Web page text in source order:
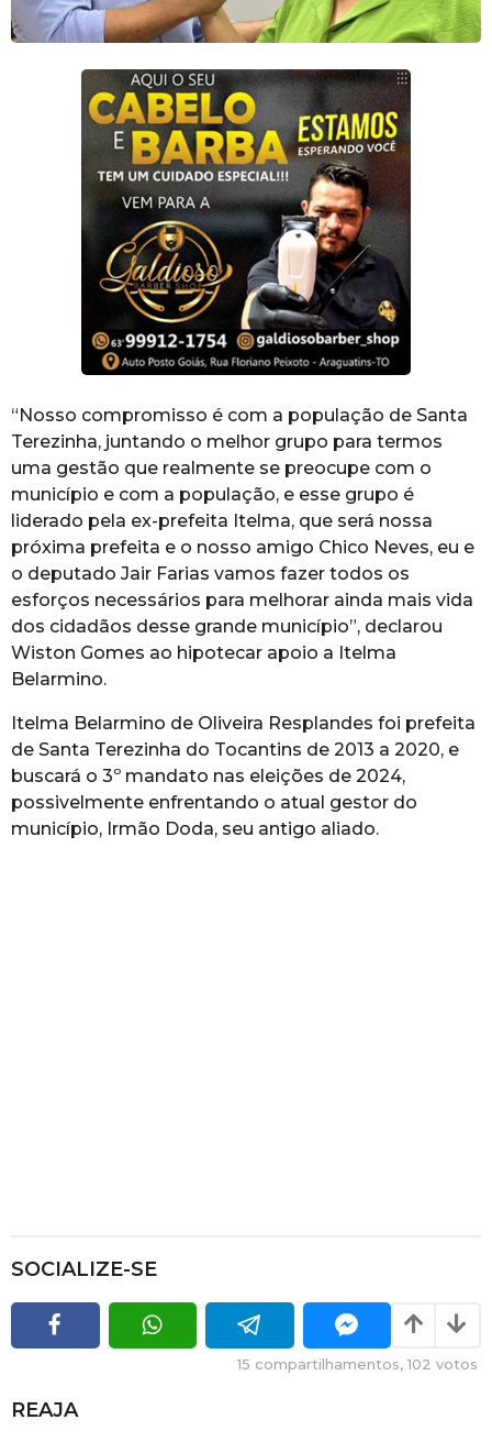
“Nosso compromisso é com a população de Santa
Terezinha, juntando o melhor grupo para termos
uma gestão que realmente se preocupe com o
município e com a população, e esse grupo é
liderado pela ex-prefeita Itelma, que será nossa
próxima prefeita e o nosso amigo Chico Neves, eu e
o deputado Jair Farias vamos fazer todos os
esforços necessários para melhorar ainda mais vida
dos cidadãos desse grande município”, declarou
Wiston Gomes ao hipotecar apoio a Itelma
Belarmino.
Itelma Belarmino de Oliveira Resplandes foi prefeita
de Santa Terezinha do Tocantins de 2013 a 2020, e
buscará o 3º mandato nas eleições de 2024,
possivelmente enfrentando o atual gestor do
município, Irmão Doda, seu antigo aliado.
SOCIALIZE-SE
15 compartilhamentos,102 votos
REAJA